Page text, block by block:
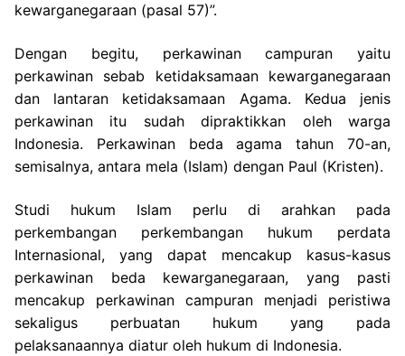
kewarganegaraan (pasal 57)”.
Dengan begitu, perkawinan campuran yaitu
perkawinan sebab ketidaksamaan kewarganegaraan
dan lantaran ketidaksamaan Agama. Kedua jenis
perkawinan itu sudah dipraktikkan oleh warga
Indonesia. Perkawinan beda agama tahun 70-an,
semisalnya, antara mela (Islam) dengan Paul (Kristen).
Studi hukum Islam perlu di arahkan pada
perkembangan perkembangan hukum perdata
Internasional, yang dapat mencakup kasus-kasus
perkawinan beda kewarganegaraan, yang pasti
mencakup perkawinan campuran menjadi peristiwa
sekaligus perbuatan hukum yang pada
pelaksanaannya diatur oleh hukum di Indonesia.